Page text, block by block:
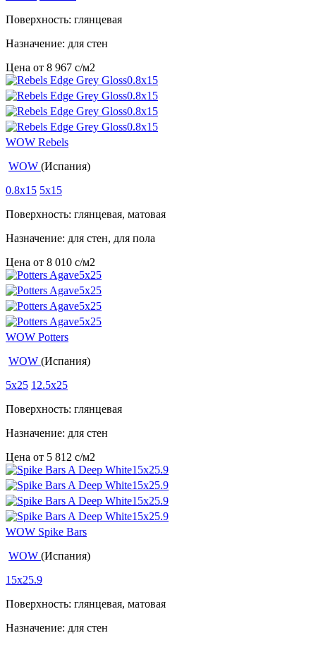
Поверхность: глянцевая
Назначение: для стен
Цена от 8 967 c/м2
WOW Rebels
WOW (Испания)
0.8x15 5x15
Поверхность: глянцевая, матовая
Назначение: для стен, для пола
Цена от 8 010 c/м2
WOW Potters
WOW (Испания)
5x25 12.5x25
Поверхность: глянцевая
Назначение: для стен
Цена от 5 812 c/м2
WOW Spike Bars
WOW (Испания)
15x25.9
Поверхность: глянцевая, матовая
Назначение: для стен